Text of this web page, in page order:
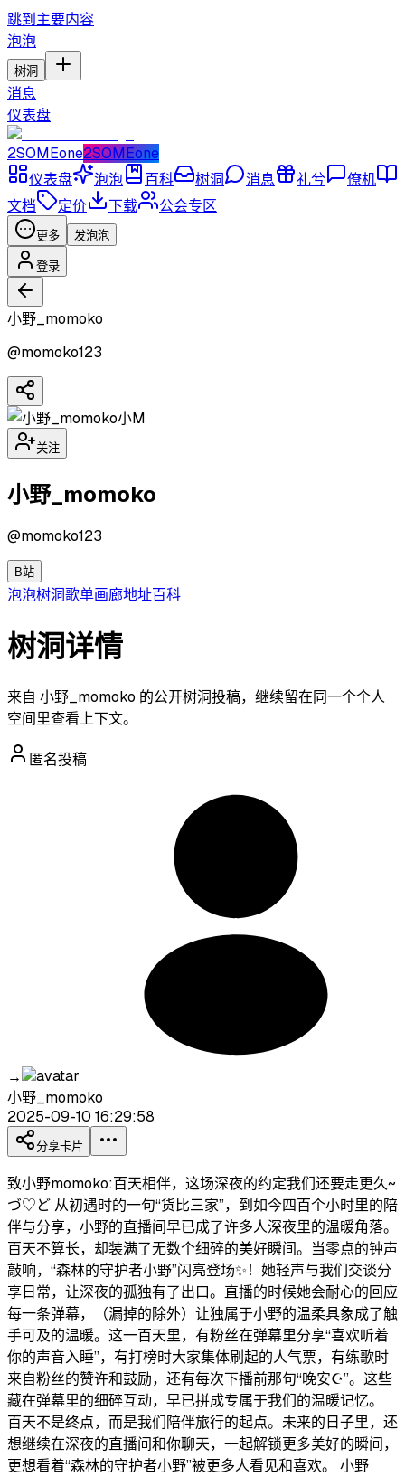
跳到主要内容
泡泡
树洞
消息
仪表盘
2SOMEone2SOMEone
仪表盘
泡泡 百科 树洞 消息 礼兮
僚机
文档
定价 下载 公会专区
更多 发泡泡
登录
小野_momoko
@momoko123
小M
关注
小野_momoko
@momoko123
B站
泡泡树洞歌单画廊地址百科
树洞详情
来自 小野_momoko 的公开树洞投稿，继续留在同一个个人
空间里查看上下文。
匿名投稿
→
小野_momoko
2025-09-10 16:29:58
分享卡片
致小野momoko:百天相伴，这场深夜的约定我们还要走更久~
づ♡ど 从初遇时的一句“货比三家”，到如今四百个小时里的陪
伴与分享，小野的直播间早已成了许多人深夜里的温暖角落。
百天不算长，却装满了无数个细碎的美好瞬间。当零点的钟声
敲响，“森林的守护者小野”闪亮登场✨！她轻声与我们交谈分
享日常，让深夜的孤独有了出口。直播的时候她会耐心的回应
每一条弹幕，（漏掉的除外）让独属于小野的温柔具象成了触
手可及的温暖。这一百天里，有粉丝在弹幕里分享“喜欢听着
你的声音入睡”，有打榜时大家集体刷起的人气票，有练歌时
来自粉丝的赞许和鼓励，还有每次下播前那句“晚安☪︎”。这些
藏在弹幕里的细碎互动，早已拼成专属于我们的温暖记忆。
百天不是终点，而是我们陪伴旅行的起点。未来的日子里，还
想继续在深夜的直播间和你聊天，一起解锁更多美好的瞬间，
更想看着“森林的守护者小野”被更多人看见和喜欢。 小野